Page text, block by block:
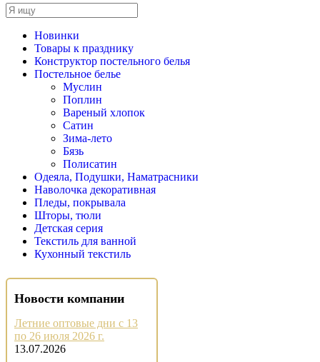
Новинки
Товары к празднику
Конструктор постельного белья
Постельное белье
Муслин
Поплин
Вареный хлопок
Сатин
Зима-лето
Бязь
Полисатин
Одеяла, Подушки, Наматрасники
Наволочка декоративная
Пледы, покрывала
Шторы, тюли
Детская серия
Текстиль для ванной
Кухонный текстиль
Новости компании
Летние оптовые дни с 13
по 26 июля 2026 г.
13.07.2026